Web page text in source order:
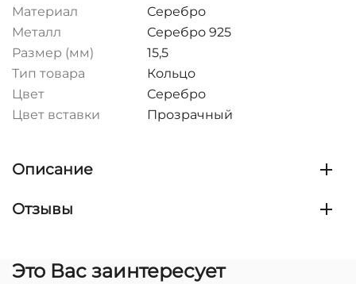
Материал
Серебро
Металл
Серебро 925
Размер (мм)
15,5
Тип товара
Кольцо
Цвет
Серебро
Цвет вставки
Прозрачный
Описание
Отзывы
Это Вас заинтересует